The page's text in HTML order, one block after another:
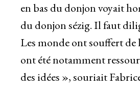
en bas du donjon voyait
du donjon sézig. Il faut
Les monde ont souffert
ont été notamment
des idées », souriait